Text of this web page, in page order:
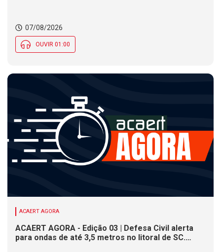
07/08/2026
OUVIR 01:00
ACAERT AGORA
ACAERT AGORA - Edição 03 | Defesa Civil alerta
para ondas de até 3,5 metros no litoral de SC.